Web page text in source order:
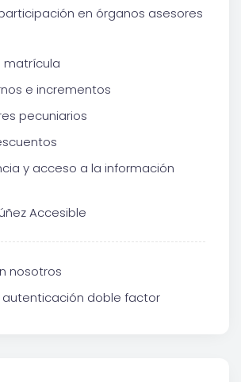
en órganos asesores
matrícula
e incrementos
pecuniarios
y acceso a la información
Accesible
nosotros
autenticación doble factor